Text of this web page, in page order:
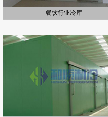
餐饮行业冷库